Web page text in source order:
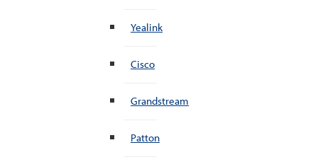
Yealink
Cisco
Grandstream
Patton